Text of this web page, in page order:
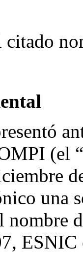
(el
una
nombre